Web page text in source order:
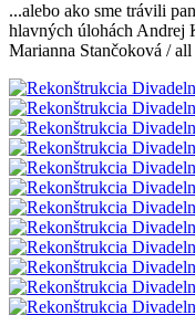
...alebo ako sme trávili
hlavných úlohách Andrej
Marianna Stančoková /